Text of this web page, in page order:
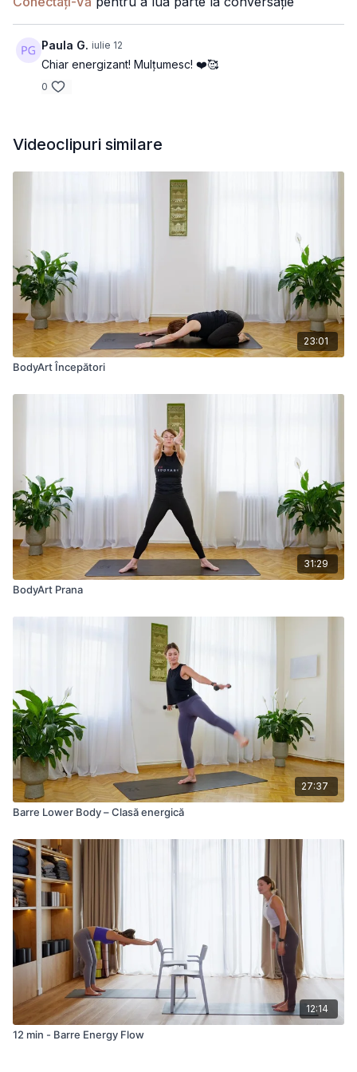
este perfectă atunci când ai nevoie de un boost de energie și
motivație.
Paula G. iulie 12
Chiar energizant! Mulțumesc! ❤️🥰
0
Videoclipuri similare
23:01
BodyArt Începători
31:29
BodyArt Prana
27:37
Barre Lower Body – Clasă energică
12:14
12 min - Barre Energy Flow